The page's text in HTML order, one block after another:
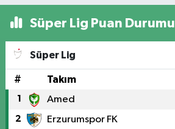
Süper Lig Puan Durumu
Süper Lig
# Takım
1 Amed
2 Erzurumspor FK